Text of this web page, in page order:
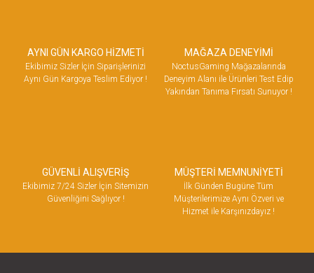
AYNI GÜN KARGO HİZMETİ
Ekibimiz Sizler İçin Siparişlerinizi
Aynı Gün Kargoya Teslim Ediyor !
MAĞAZA DENEYİMİ
NoctusGaming Mağazalarında
Deneyim Alanı ile Ürünleri Test Edip
Yakından Tanıma Fırsatı Sunuyor !
GÜVENLİ ALIŞVERİŞ
Ekibimiz 7/24 Sizler İçin Sitemizin
Güvenliğini Sağlıyor !
MÜŞTERİ MEMNUNİYETİ
İlk Günden Bugüne Tüm
Müşterilerimize Aynı Özveri ve
Hizmet ile Karşınızdayız !